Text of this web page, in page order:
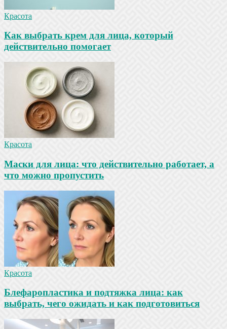
Красота
Как выбрать крем для лица, который
действительно помогает
Красота
Маски для лица: что действительно работает, а
что можно пропустить
Красота
Блефаропластика и подтяжка лица: как
выбрать, чего ожидать и как подготовиться